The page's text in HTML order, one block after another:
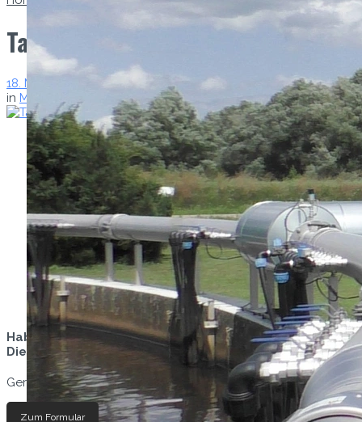
Tausendwasser 2025
18. März 2025
in Messen Tausendwasser
Haben Sie interesse an dem Produkt oder der
Dienstleistung?
Gerne helfen wir Ihnen mit dem Anbieter in Kontakt zu treten.
Zum Formular